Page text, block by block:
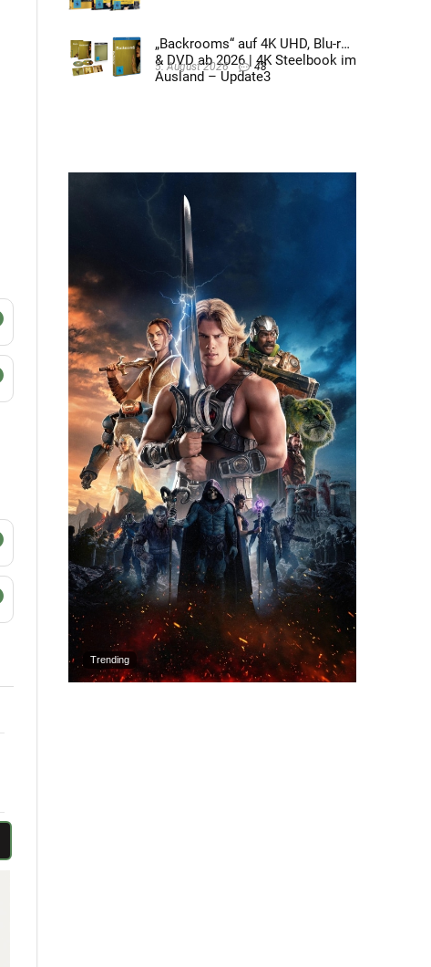
„Backrooms“ auf 4K UHD, Blu-ray
& DVD ab 2026 | 4K Steelbook im
Ausland – Update3
5. August 2026 48
Trending